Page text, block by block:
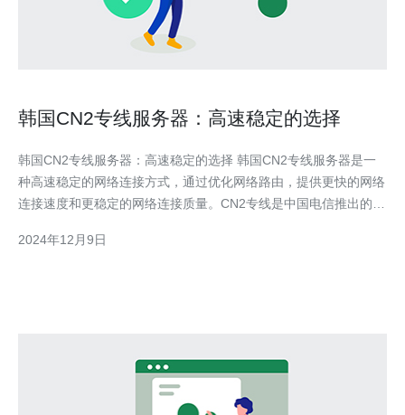
韩国CN2专线服务器：高速稳定的选择
韩国CN2专线服务器：高速稳定的选择 韩国CN2专线服务器是一
种高速稳定的网络连接方式，通过优化网络路由，提供更快的网络
连接速度和更稳定的网络连接质量。CN2专线是中国电信推出的国
国CN2专线服务器具有以下优势： 高速连接：韩国CN2专线服务
2024年12月9日